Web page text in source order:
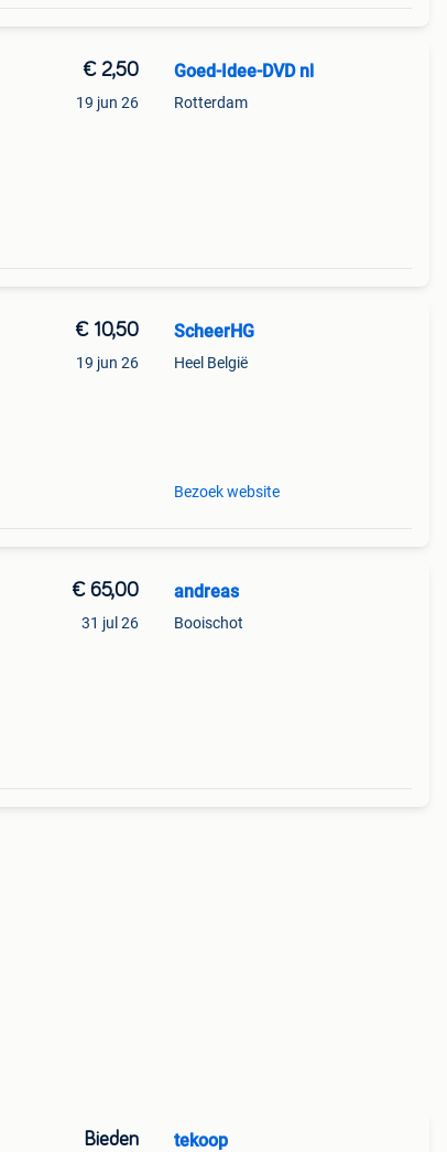
€ 2,50
19 jun 26
Goed-Idee-DVD nl
Rotterdam
€ 10,50
19 jun 26
ScheerHG
Heel België
Bezoek website
€ 65,00
31 jul 26
andreas
Booischot
Bieden tekoop